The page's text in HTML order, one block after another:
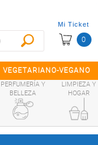
Mi Ticket
0
VEGETARIANO-VEGANO
PERFUMERÍA Y
BELLEZA
LIMPIEZA Y
HOGAR